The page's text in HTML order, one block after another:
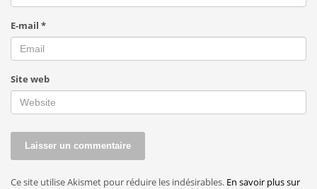
E-mail *
Site web
Ce site utilise Akismet pour réduire les indésirables. En savoir plus sur